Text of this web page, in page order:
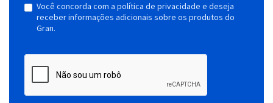
Você concorda com a política de privacidade e deseja
receber informações adicionais sobre os produtos do
Gran.